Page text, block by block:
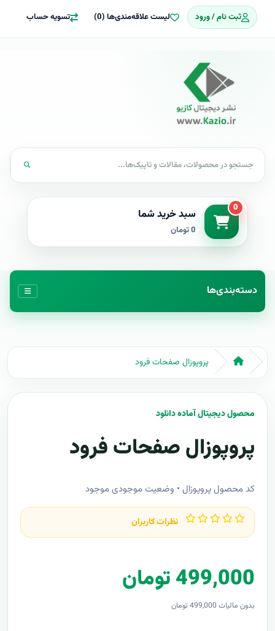
ثبت نام / ورود لیست علاقه‌مندی‌ها (0) تسویه حساب
0 سبد خرید شما
0 تومان
دسته‌بندی‌ها
پروپوزال صفحات فرود
محصول دیجیتال آماده دانلود
پروپوزال صفحات فرود
کد محصول پروپوزال • وضعیت موجودی موجود
نظرات کاربران
499,000 تومان
بدون مالیات 499,000 تومان